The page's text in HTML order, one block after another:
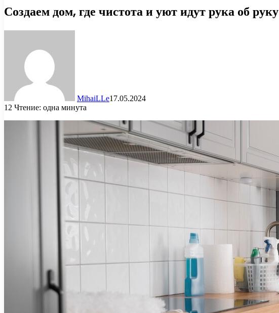
Создаем дом, где чистота и уют идут рука об руку
MihaiLLe17.05.2024
12 Чтение: одна минута